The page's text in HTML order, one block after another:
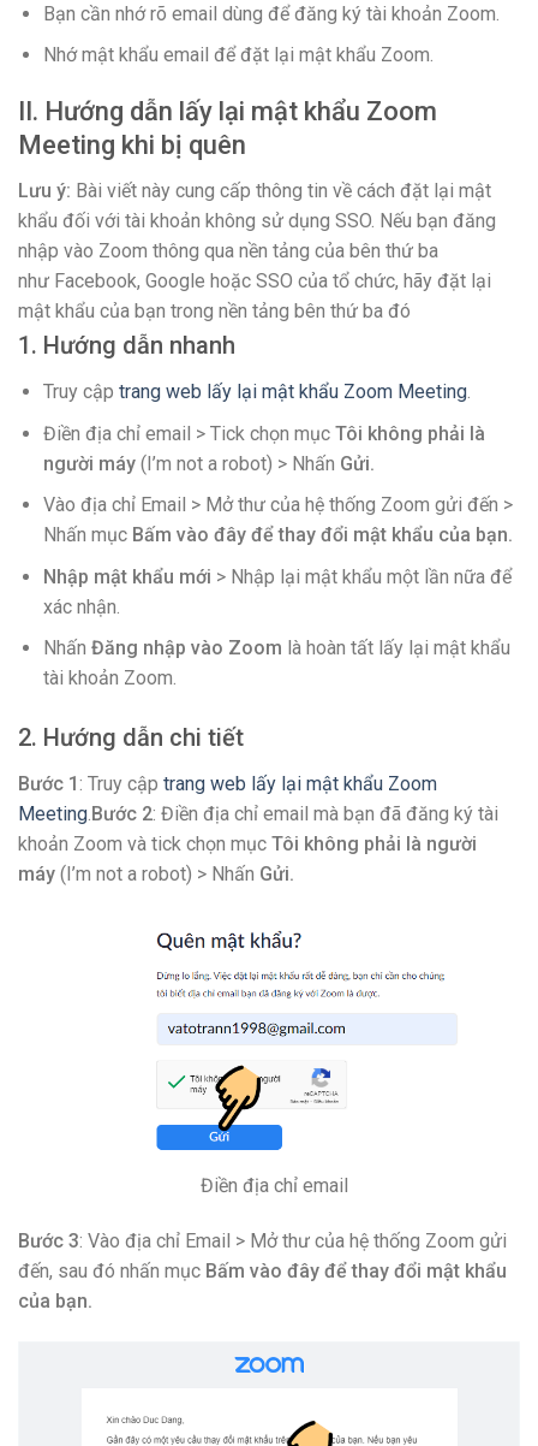
Bạn cần nhớ rõ email dùng để đăng ký tài khoản Zoom.
Nhớ mật khẩu email để đặt lại mật khẩu Zoom.
II. Hướng dẫn lấy lại mật khẩu Zoom
Meeting khi bị quên
Lưu ý: Bài viết này cung cấp thông tin về cách đặt lại mật
khẩu đối với tài khoản không sử dụng SSO. Nếu bạn đăng
nhập vào Zoom thông qua nền tảng của bên thứ ba
như Facebook, Google hoặc SSO của tổ chức, hãy đặt lại
mật khẩu của bạn trong nền tảng bên thứ ba đó
1. Hướng dẫn nhanh
Truy cập trang web lấy lại mật khẩu Zoom Meeting.
Điền địa chỉ email > Tick chọn mục Tôi không phải là
người máy(I’m not a robot) > Nhấn Gửi.
Vào địa chỉ Email > Mở thư của hệ thống Zoom gửi đến >
Nhấn mục Bấm vào đây để thay đổi mật khẩu của bạn.
Nhập mật khẩu mới > Nhập lại mật khẩu một lần nữa để
xác nhận.
Nhấn Đăng nhập vào Zoom là hoàn tất lấy lại mật khẩu
tài khoản Zoom.
2. Hướng dẫn chi tiết
Bước 1 : Truy cập trang web lấy lại mật khẩu Zoom
Meeting. Bước 2: Điền địa chỉ email mà bạn đã đăng ký tài
khoản Zoom và tick chọn mục Tôi không phải là người
máy (I’m not a robot) > Nhấn Gửi.
Điền địa chỉ email
Bước 3: Vào địa chỉ Email > Mở thư của hệ thống Zoom gửi
đến, sau đó nhấn mục Bấm vào đây để thay đổi mật khẩu
của bạn.